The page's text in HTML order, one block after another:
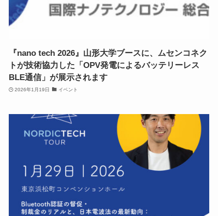
『nano tech 2026』山形大学ブースに、ムセンコネク
トが技術協力した「OPV発電によるバッテリーレス
BLE通信」が展示されます
2026年1月19日 イベント